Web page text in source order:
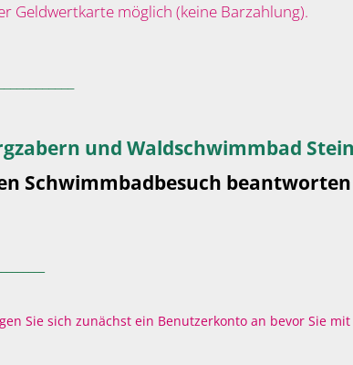
Geldwertkarte möglich (keine Barzahlung).
und Waldschwimmbad
Schwimmbadbesuch beantworten
Sie sich zunächst ein Benutzerkonto an bevor Sie